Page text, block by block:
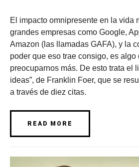
El impacto omnipresente en la vida
grandes empresas como Google,
Amazon (las llamadas GAFA), y la
poder que eso trae consigo, es algo
preocuparnos más. De esto trata el
ideas”, de Franklin Foer, que se
a través de diez citas.
READ MORE